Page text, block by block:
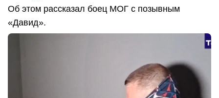
Об этом рассказал боец МОГ с позывным
«Давид».